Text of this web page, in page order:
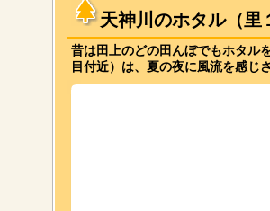
天神川のホタル（里
昔は田上のどの田んぼでもホタル
目付近）は、夏の夜に風流を感じ